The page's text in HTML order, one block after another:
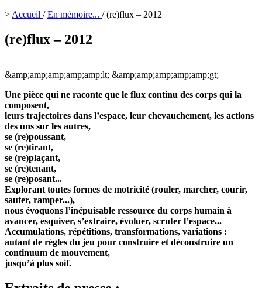
> Accueil /En mémoire... /(re)flux – 2012
(re)flux – 2012
&amp;amp;amp;amp;amp;lt; &amp;amp;amp;amp;amp;gt;
Une pièce qui ne raconte que le flux continu des corps qui la
composent,
leurs trajectoires dans l’espace, leur chevauchement, les actions
des uns sur les autres,
se (re)poussant,
se (re)tirant,
se (re)plaçant,
se (re)tenant,
se (re)posant...
Explorant toutes formes de motricité (rouler, marcher, courir,
sauter, ramper...),
nous évoquons l’inépuisable ressource du corps humain à
avancer, esquiver, s’extraire, évoluer, scruter l’espace...
Accumulations, répétitions, transformations, variations :
autant de règles du jeu pour construire et déconstruire un
continuum de mouvement,
jusqu’à plus soif.